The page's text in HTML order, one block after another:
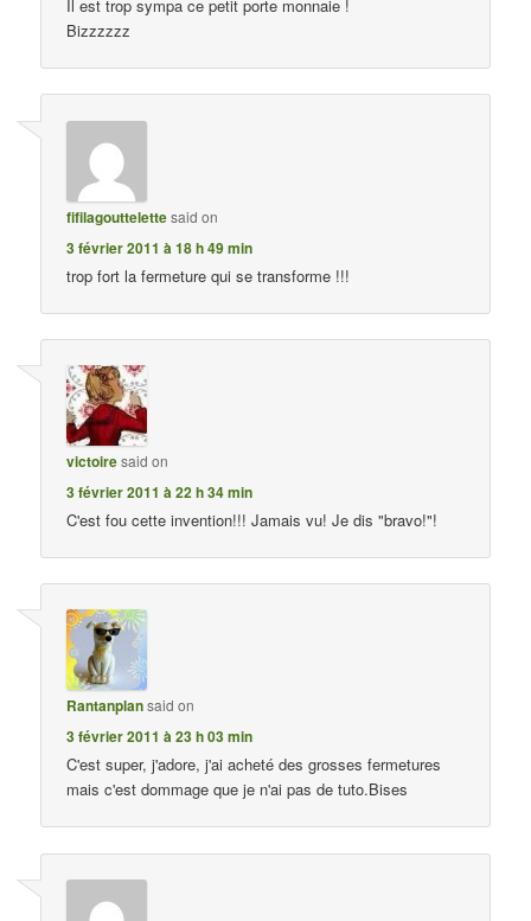
Il est trop sympa ce petit porte monnaie !
Bizzzzzz
fifilagouttelettesaid on
3 février 2011 à 18 h 49 min
trop fort la fermeture qui se transforme !!!
victoiresaid on
3 février 2011 à 22 h 34 min
C'est fou cette invention!!! Jamais vu! Je dis "bravo!"!
Rantanplansaid on
3 février 2011 à 23 h 03 min
C'est super, j'adore, j'ai acheté des grosses fermetures
mais c'est dommage que je n'ai pas de tuto.Bises